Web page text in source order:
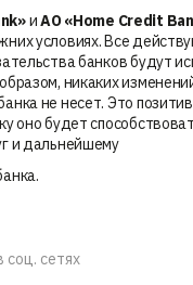
иАО «Home Credit
условиях. Все
банков будут
никаких
не несет. Это
оно будет
и дальнейшему
соц. сетях